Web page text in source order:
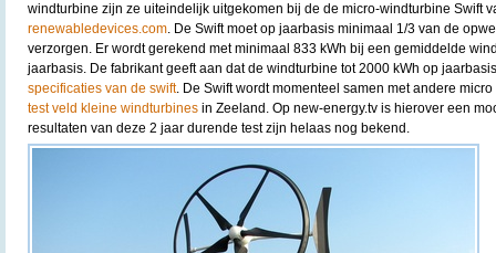
windturbine zijn ze uiteindelijk uitgekomen bij de de micro-windturbine Swift
renewabledevices.com. De Swift moet op jaarbasis minimaal 1/3 van de
verzorgen. Er wordt gerekend met minimaal 833 kWh bij een gemiddelde
jaarbasis. De fabrikant geeft aan dat de windturbine tot 2000 kWh op
specificaties van de swift. De Swift wordt momenteel samen met andere
test veld kleine windturbines in Zeeland. Op new-energy.tv is hierover een
resultaten van deze 2 jaar durende test zijn helaas nog bekend.